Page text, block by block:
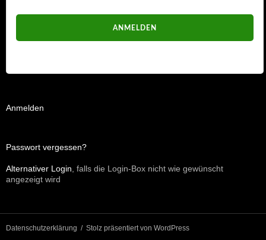
Anmelden
Passwort vergessen?
Alternativer Login , falls die Login-Box nicht wie gewünscht
angezeigt wird
Datenschutzerklärung Stolz präsentiert von WordPress